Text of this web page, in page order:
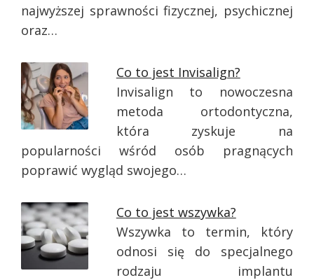
najwyższej sprawności fizycznej, psychicznej
oraz…
Co to jest Invisalign?
Invisalign to nowoczesna
metoda ortodontyczna,
która zyskuje na
popularności wśród osób pragnących
poprawić wygląd swojego…
Co to jest wszywka?
Wszywka to termin, który
odnosi się do specjalnego
rodzaju implantu